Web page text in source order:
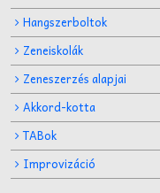
Hangszerboltok
Zeneiskolák
Zeneszerzés alapjai
Akkord-kotta
TABok
Improvizáció